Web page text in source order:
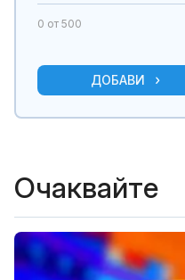
0 от 500
ДОБАВИ
Очаквайте